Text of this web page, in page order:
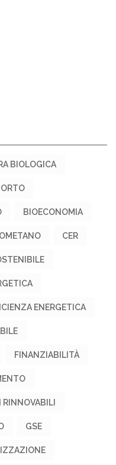
BIOLOGICA
BIOECONOMIA
CER
ENERGETICA
FINANZIABILITÀ
RINNOVABILI
GSE